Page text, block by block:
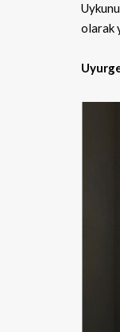
olarak